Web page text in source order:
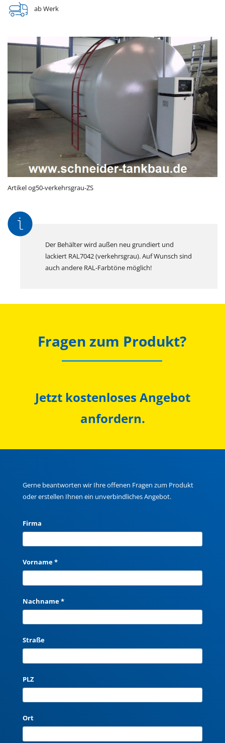
ab Werk
Artikel og50-verkehrsgrau-ZS
Der Behälter wird außen neu grundiert und
lackiert RAL7042 (verkehrsgrau). Auf Wunsch sind
auch andere RAL-Farbtöne möglich!
Fragen zum Produkt?
Jetzt kostenloses Angebot
anfordern.
Gerne beantworten wir Ihre offenen Fragen zum Produkt
oder erstellen Ihnen ein unverbindliches Angebot.
Firma
Vorname *
Nachname *
Straße
PLZ
Ort